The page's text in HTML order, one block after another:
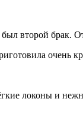
второй брак.
очень
локоны и